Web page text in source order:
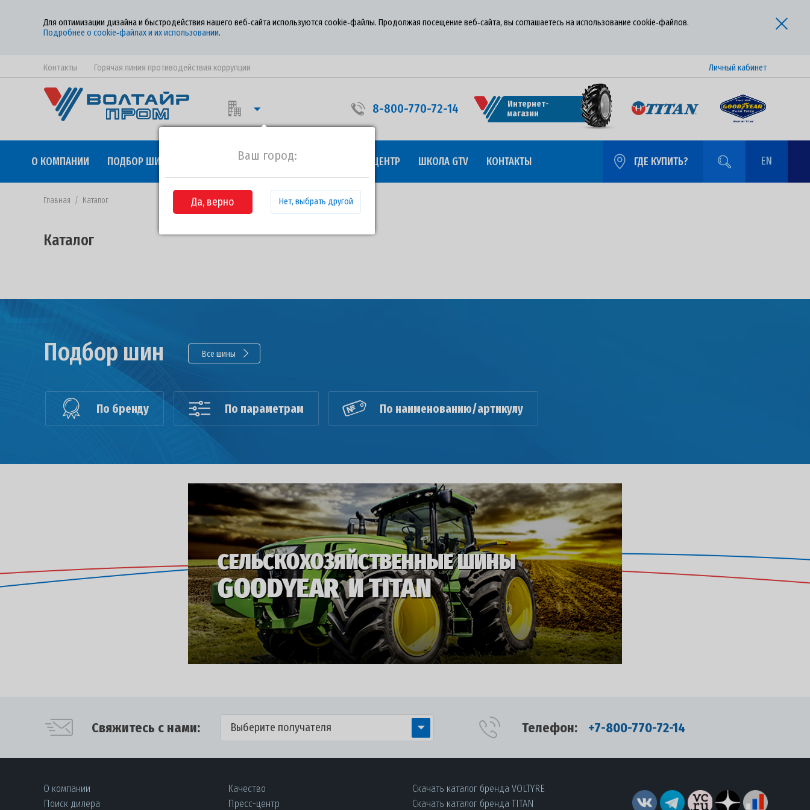
Для оптимизации дизайна и быстродействия нашего веб‑сайта используются cookie‑файлы. Продолжая посещение веб‑сайта, вы соглашаетесь на использование cookie‑файлов.
Подробнее о cookie‑файлах и их использовании.
Контакты Горячая линия противодействия коррупции Личный кабинет
Ваш город:
Да, верно Нет, выбрать другой
8-800-770-72-14
Интернет-
магазин
О КОМПАНИИ ПОДБОР ШИН СОТРУДНИЧЕСТВО ПРЕСС-ЦЕНТР ШКОЛА GTV КОНТАКТЫ ГДЕ КУПИТЬ? EN
Главная / Каталог
Каталог
Подбор шин Все шины
По бренду По параметрам По наименованию/артикулу
Свяжитесь с нами: Выберите получателя Телефон: +7-800-770-72-14
О компании
Поиск дилера
Качество
Пресс-центр
Скачать каталог бренда VOLTYRE
Скачать каталог бренда TITAN